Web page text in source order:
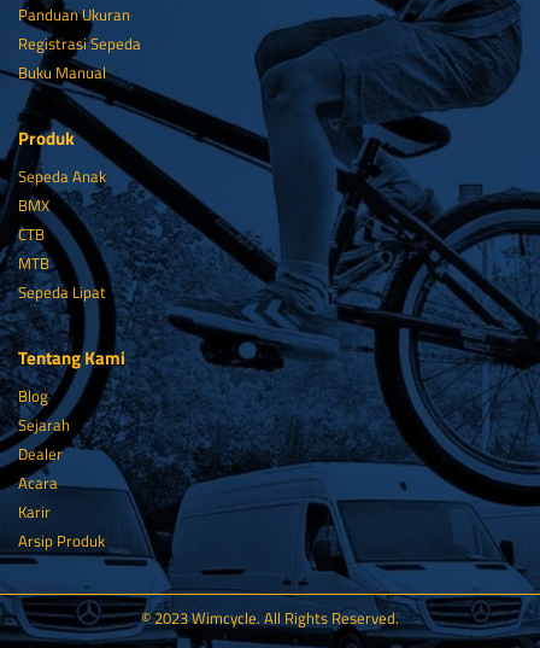
Panduan Ukuran
Registrasi Sepeda
Buku Manual
Produk
Sepeda Anak
BMX
CTB
MTB
Sepeda Lipat
Tentang Kami
Blog
Sejarah
Dealer
Acara
Karir
Arsip Produk
© 2023 Wimcycle. All Rights Reserved.